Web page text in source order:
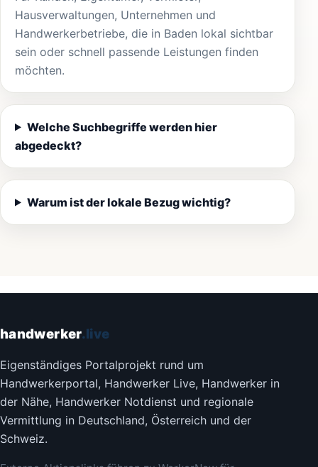
Hausverwaltungen, Unternehmen und
Handwerkerbetriebe, die in Baden lokal sichtbar
sein oder schnell passende Leistungen finden
möchten.
Welche Suchbegriffe werden hier
abgedeckt?
Warum ist der lokale Bezug wichtig?
handwerker.live
Eigenständiges Portalprojekt rund um
Handwerkerportal, Handwerker Live, Handwerker in
der Nähe, Handwerker Notdienst und regionale
Vermittlung in Deutschland, Österreich und der
Schweiz.